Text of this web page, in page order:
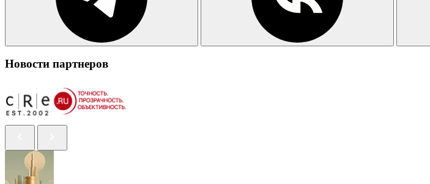
Новости партнеров